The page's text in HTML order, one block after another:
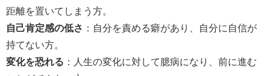
距離を置いてしまう方。
自己肯定感の低さ ：自分を責める癖があり、自分に自信が
持てない方。
変化を恐れる ：人生の変化に対して臆病になり、前に進む